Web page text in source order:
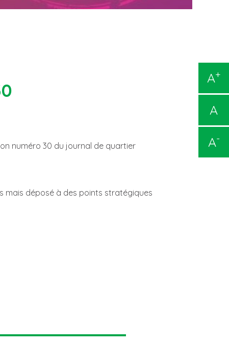
A+
A
A-
numéro 30 du journal de quartier
mais déposé à des points stratégiques